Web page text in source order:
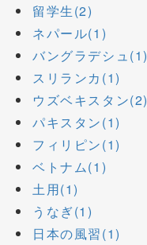
留学生(2)
ネパール(1)
バングラデシュ(1)
スリランカ(1)
ウズベキスタン(2)
パキスタン(1)
フィリピン(1)
ベトナム(1)
土用(1)
うなぎ(1)
日本の風習(1)